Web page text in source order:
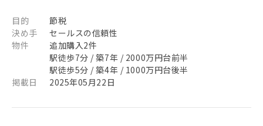
目的
節税
決め手
セールスの信頼性
物件
追加購入2件
駅徒歩7分 / 築7年 / 2000万円台前半
駅徒歩5分 / 築4年 / 1000万円台後半
掲載日
2025年05月22日